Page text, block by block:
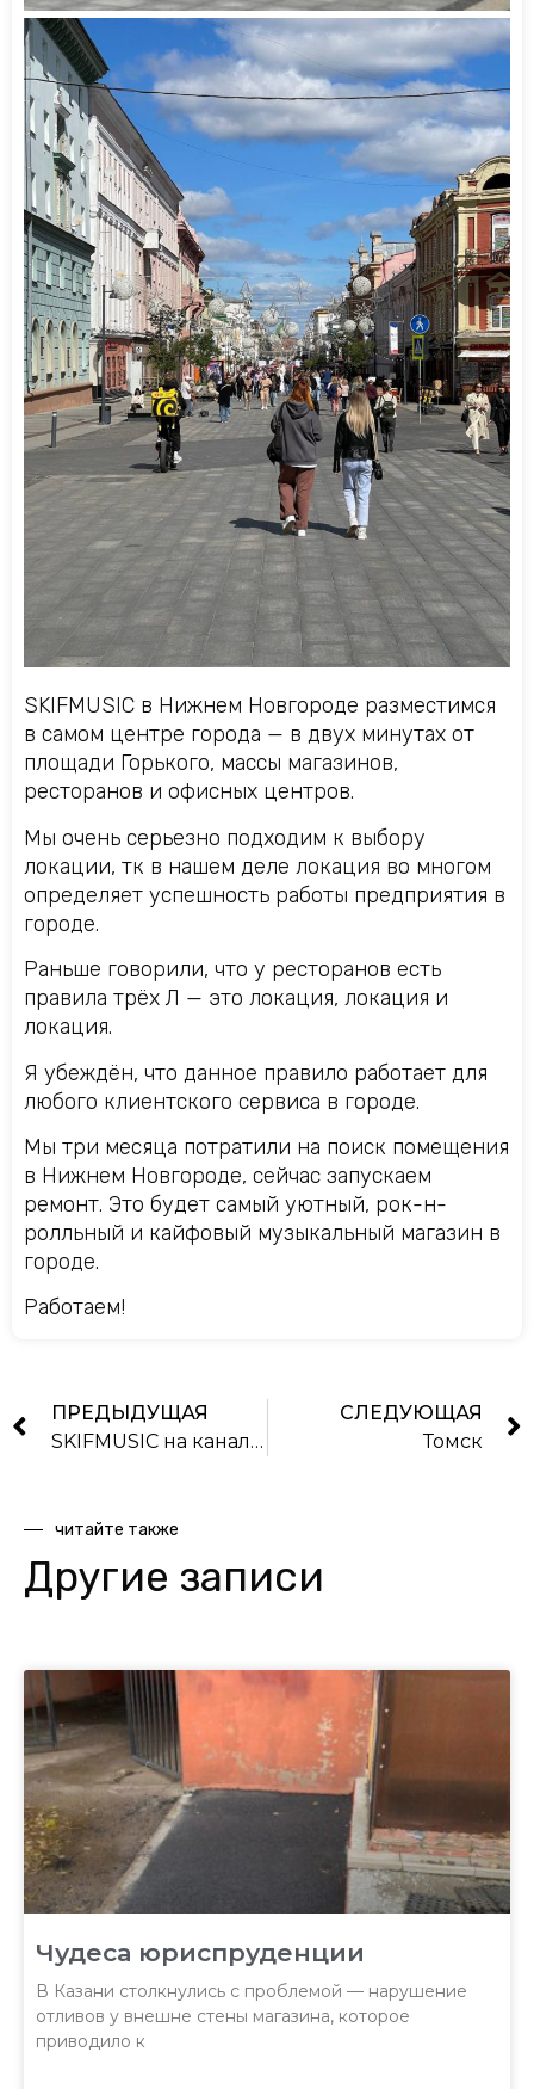
SKIFMUSIC в Нижнем Новгороде разместимся
в самом центре города — в двух минутах от
площади Горького, массы магазинов,
ресторанов и офисных центров.
Мы очень серьезно подходим к выбору
локации, тк в нашем деле локация во многом
определяет успешность работы предприятия в
городе.
Раньше говорили, что у ресторанов есть
правила трёх Л — это локация, локация и
локация.
Я убеждён, что данное правило работает для
любого клиентского сервиса в городе.
Мы три месяца потратили на поиск помещения
в Нижнем Новгороде, сейчас запускаем
ремонт. Это будет самый уютный, рок-н-
ролльный и кайфовый музыкальный магазин в
городе.
Работаем!
ПРЕДЫДУЩАЯ
SKIFMUSIC на канале РБК
СЛЕДУЮЩАЯ
Томск
читайте также
Другие записи
Чудеса юриспруденции
В Казани столкнулись с проблемой — нарушение
отливов у внешне стены магазина, которое
приводило к